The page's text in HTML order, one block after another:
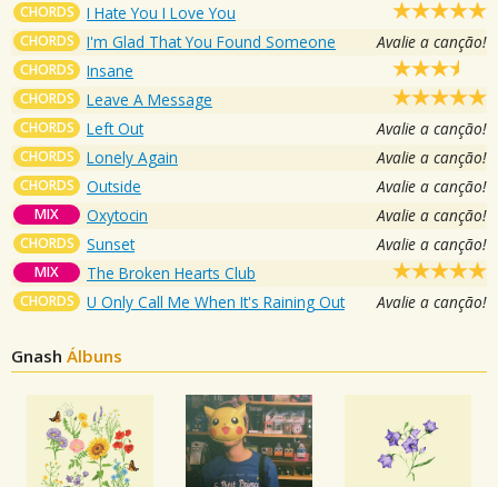
CHORDS I Hate You I Love You
CHORDS I'm Glad That You Found Someone Avalie a canção!
CHORDS Insane
CHORDS Leave A Message
CHORDS Left Out Avalie a canção!
CHORDS Lonely Again Avalie a canção!
CHORDS Outside Avalie a canção!
MIX Oxytocin Avalie a canção!
CHORDS Sunset Avalie a canção!
MIX The Broken Hearts Club
CHORDS U Only Call Me When It's Raining Out Avalie a canção!
Gnash Álbuns